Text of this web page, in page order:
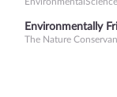
Environmentally
The Nature